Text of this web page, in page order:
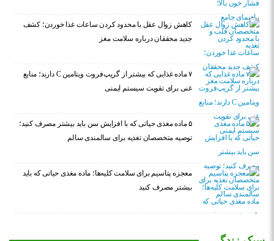
کاهش زوال عقل با محدود کردن ساعات غذا خوردن؛ کشف
جدید محققان درباره سلامت مغز
۷ ماده غذایی که بیشتر از گریپ‌فروت ویتامین C دارند؛ منابع
غنی برای تقویت سیستم ایمنی
۵ ماده مغذی حیاتی که با افزایش سن باید بیشتر مصرف کنید؛
توصیه متخصصان تغذیه برای سالمندی سالم
معجزه پتاسیم برای سلامت کلیه‌ها؛ ماده مغذی حیاتی که باید
بیشتر مصرف کنید